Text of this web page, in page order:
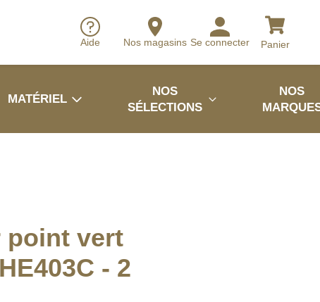
Aide Nos magasins Se connecter Panier
MATÉRIEL
NOS
SÉLECTIONS
NOS
point vert
- 2